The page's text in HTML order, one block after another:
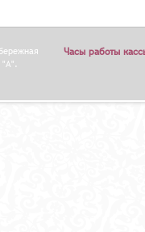
"А".
Часы работы